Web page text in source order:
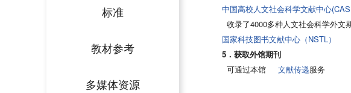
标准
教材参考
多媒体资源
中国高校人文社会科学文献中心
收录了4000多种人文社会科学外文
国家科技图书文献中心（NSTL）
5．获取外馆期刊
可通过本馆 文献传递服务